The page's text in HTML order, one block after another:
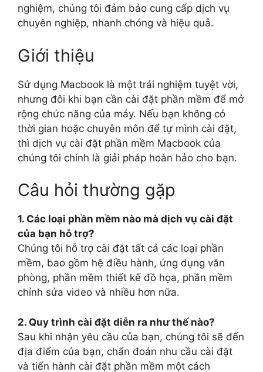
nghiệm, chúng tôi đảm bảo cung cấp dịch vụ
chuyên nghiệp, nhanh chóng và hiệu quả.
Giới thiệu
Sử dụng Macbook là một trải nghiệm tuyệt vời,
nhưng đôi khi bạn cần cài đặt phần mềm để mở
rộng chức năng của máy. Nếu bạn không có
thời gian hoặc chuyên môn để tự mình cài đặt,
thì dịch vụ cài đặt phần mềm Macbook của
chúng tôi chính là giải pháp hoàn hảo cho bạn.
Câu hỏi thường gặp
1. Các loại phần mềm nào mà dịch vụ cài đặt
của bạn hỗ trợ?
Chúng tôi hỗ trợ cài đặt tất cả các loại phần
mềm, bao gồm hệ điều hành, ứng dụng văn
phòng, phần mềm thiết kế đồ họa, phần mềm
chỉnh sửa video và nhiều hơn nữa.
2. Quy trình cài đặt diễn ra như thế nào?
Sau khi nhận yêu cầu của bạn, chúng tôi sẽ đến
địa điểm của bạn, chẩn đoán nhu cầu cài đặt
và tiến hành cài đặt phần mềm một cách